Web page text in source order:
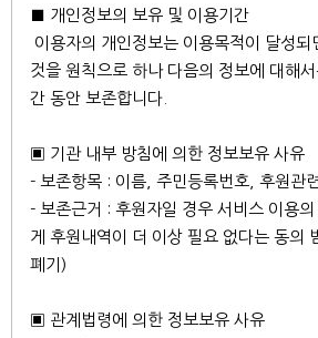
■ 개인정보의 보유 및 이용기간
이용자의 개인정보는 이용목적이 달성되
것을 원칙으로 하나 다음의 정보에 대해서
간 동안 보존합니다.
▣ 기관 내부 방침에 의한 정보보유 사유
- 보존항목 : 이름, 주민등록번호, 후원관
- 보존근거 : 후원자일 경우 서비스 이용
게 후원내역이 더 이상 필요 없다는 동의
폐기)
▣ 관계법령에 의한 정보보유 사유